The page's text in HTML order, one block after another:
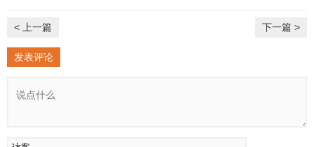
< 上一篇 下一篇 >
发表评论